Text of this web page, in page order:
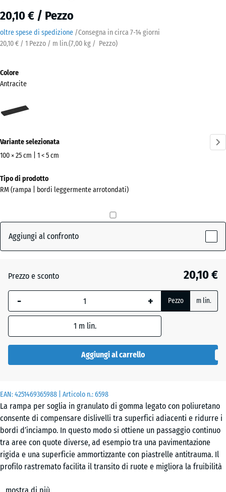
20,10 € / Pezzo
oltre spese di spedizione /Consegna in circa 7-14 giorni
20,10 € / 1 Pezzo / m lin.(7,00 kg / Pezzo)
EAN:4251469365988 | Articolo n.:6598
La rampa per soglia in granulato di gomma legato con poliuretano
consente di compensare dislivelli tra superfici adiacenti e ridurre i
bordi d’inciampo. In questo modo si ottiene un passaggio continuo
tra aree con quote diverse, ad esempio tra una pavimentazione
rigida e una superficie ammortizzante con piastrelle antitrauma. Il
profilo rastremato facilita il transito di ruote e migliora la fruibilità
Colore
Antracite
Variante selezionata
100 × 25 cm | 1 < 5 cm
Dimensioni
per
1000
mm
dimensione
evidenziata
calcolo del
fabbisogno
(salvo
diversa
indicazione
nei dati del
prodotto).
Tipo di prodotto
RM (rampa | bordi leggermente arrotondati)
Aggiungi al confronto
Prezzo e sconto 20,10 €
- + Pezzo m lin.
1 m lin.
Aggiungi al carrello